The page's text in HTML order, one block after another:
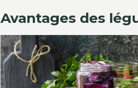
Avantages des